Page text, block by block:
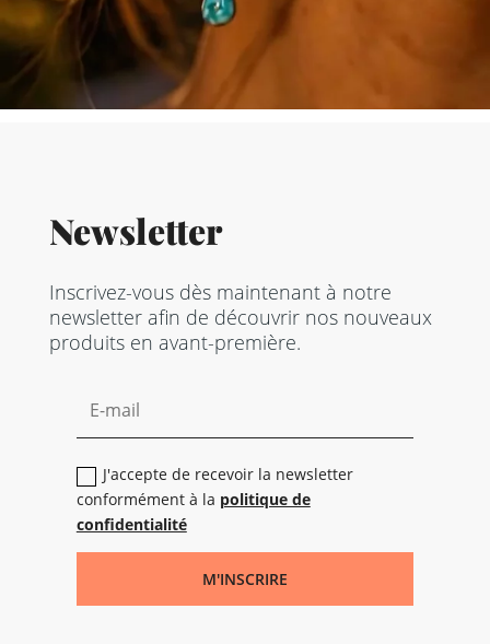
Newsletter
Inscrivez-vous dès maintenant à notre
newsletter afin de découvrir nos nouveaux
produits en avant-première.
J'accepte de recevoir la newsletter
conformément à la politique de
confidentialité
M'INSCRIRE